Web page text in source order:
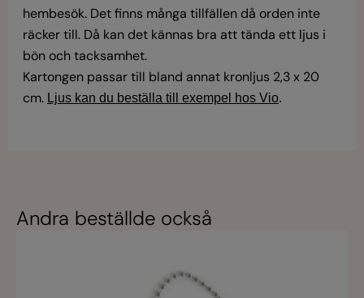
hembesök. Det finns många tillfällen då orden inte
räcker till. Då kan det kännas bra att tända ett ljus i
bön och tacksamhet.
Kartongen passar till bland annat kronljus 2,3 x 20
cm. Ljus kan du beställa till exempel hos Vio.
Andra beställde också